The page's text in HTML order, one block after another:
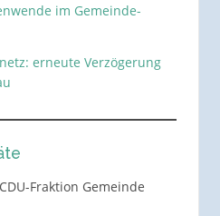
im Gemeinde-
erneute Verzögerung
Fraktion Gemeinde